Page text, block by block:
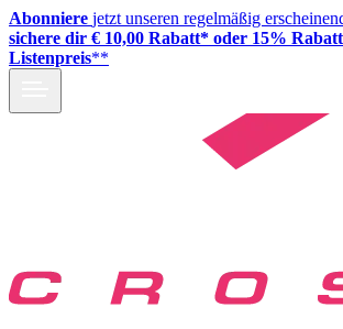
Abonniere jetzt unseren regelmäßig
sichere dir € 10,00 Rabatt* oder 15%
Listenpreis**